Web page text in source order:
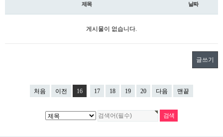
제목 날짜
게시물이 없습니다.
글쓰기
처음 이전 16 17 18 19 20 다음 맨끝